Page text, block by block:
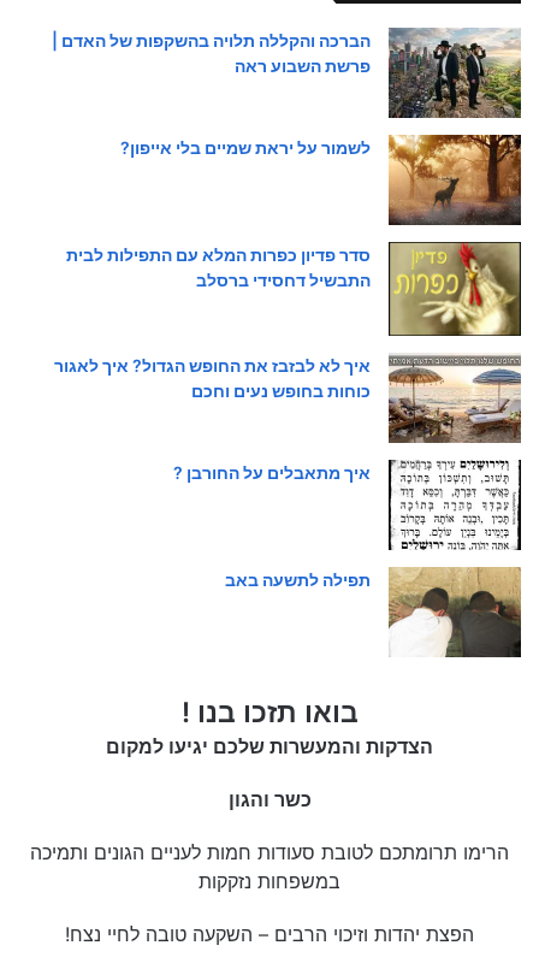
הברכה והקללה תלויה בהשקפות של האדם |
פרשת השבוע ראה
לשמור על יראת שמיים בלי אייפון?
סדר פדיון כפרות המלא עם התפילות לבית
התבשיל דחסידי ברסלב
איך לא לבזבז את החופש הגדול? איך לאגור
כוחות בחופש נעים וחכם
איך מתאבלים על החורבן ?
תפילה לתשעה באב
בואו תזכו בנו !
הצדקות והמעשרות שלכם יגיעו למקום
כשר והגון
הרימו תרומתכם לטובת סעודות חמות לעניים הגונים ותמיכה
במשפחות נזקקות
הפצת יהדות וזיכוי הרבים – השקעה טובה לחיי נצח!